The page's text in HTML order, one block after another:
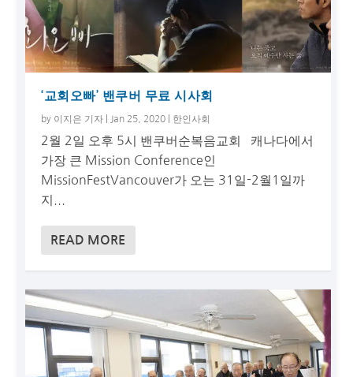
‘교회오빠’ 밴쿠버 무료 시사회
by 이지은 기자 Jan 25, 2020 한인사회
2월 2일 오후 5시 밴쿠버순복음교회 캐나다에서
가장 큰 Mission Conference인
MissionFestVancouver가 오는 31일-2월1일까
지...
READ MORE